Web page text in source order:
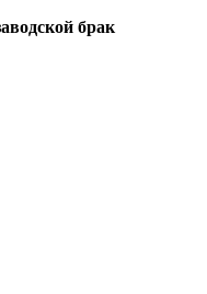
брак